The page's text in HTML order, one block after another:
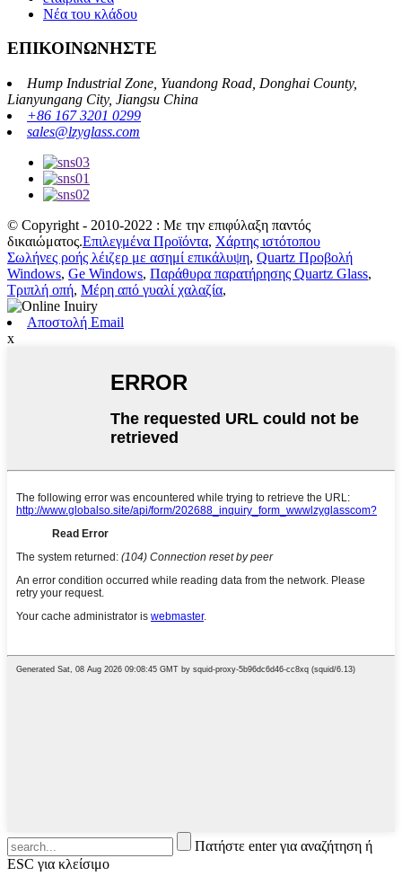
Νέα του κλάδου
ΕΠΙΚΟΙΝΩΝΗΣΤΕ
Hump ​​Industrial Zone, Yuandong Road, Donghai County,
Lianyungang City, Jiangsu China
+86 167 3201 0299
sales@lzyglass.com
© Copyright - 2010-2022 : Με την επιφύλαξη παντός
δικαιώματος.Επιλεγμένα Προϊόντα, Χάρτης ιστότοπου
Σωλήνες ροής λέιζερ με ασημί επικάλυψη, Quartz Προβολή
Windows, Ge Windows, Παράθυρα παρατήρησης Quartz Glass,
Τριπλή οπή, Μέρη από γυαλί χαλαζία,
Αποστολή Email
x
Πατήστε enter για αναζήτηση ή
ESC για κλείσιμο